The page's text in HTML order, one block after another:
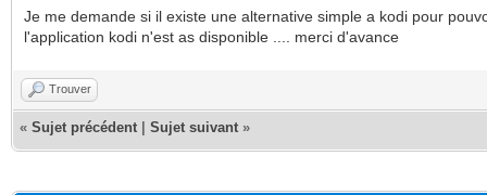
Je me demande si il existe une alternative simple a kodi pour
l'application kodi n'est as disponible .... merci d'avance
Trouver
« Sujet précédent Sujet suivant »